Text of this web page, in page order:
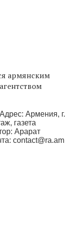
армянским
Армения, г.
газета
Арарат
contact@ra.am